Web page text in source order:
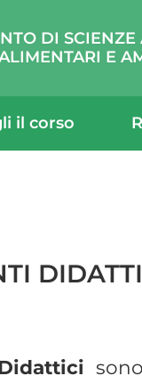
DI SCIENZE
E
il corso